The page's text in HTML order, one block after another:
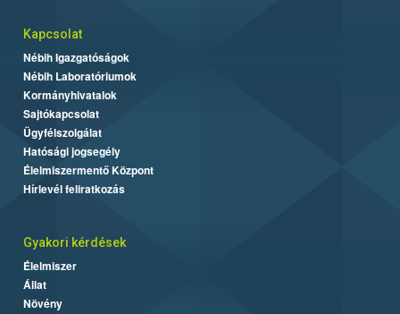
Kapcsolat
Nébih Igazgatóságok
Nébih Laboratóriumok
Kormányhivatalok
Sajtókapcsolat
Ügyfélszolgálat
Hatósági jogsegély
Élelmiszermentő Központ
Hírlevél feliratkozás
Gyakori kérdések
Élelmiszer
Állat
Növény